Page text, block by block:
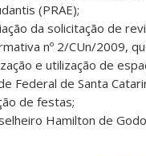
(PRAE);
da solicitação de
nº 2/CUn/2009,
e utilização de
Federal de Santa
de festas;
Hamilton de